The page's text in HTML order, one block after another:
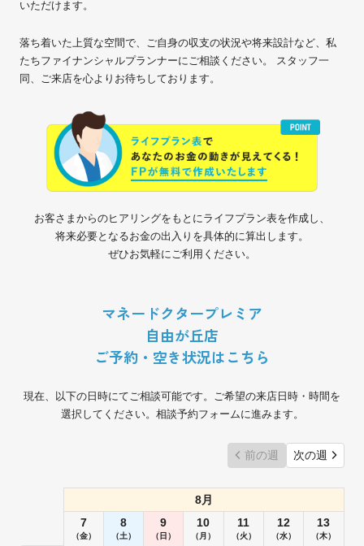
いただけます。
落ち着いた上質な空間で、ご自身の収支の状況や将来設計など、私
たちファイナンシャルプランナーにご相談ください。 スタッフ一
同、ご来店を心よりお待ちしております。
お客さまからのヒアリングをもとにライフプラン表を作成し、
将来必要となるお金の出入りを具体的に算出します。
ぜひお気軽にご利用ください。
マネードクタープレミア
自由が丘店
ご予約・空き状況はこちら
現在、以下の日時にてご相談可能です。ご希望の来店日時・時間を
選択してください。相談予約フォームに進みます。
前の週 次の週
8月
7
（金）
8
（土）
9
（日）
10
（月）
11
（火）
12
（水）
13
（木）